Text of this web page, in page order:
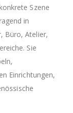
Szene
in
Büro, Atelier,
Sie
Einrichtungen,